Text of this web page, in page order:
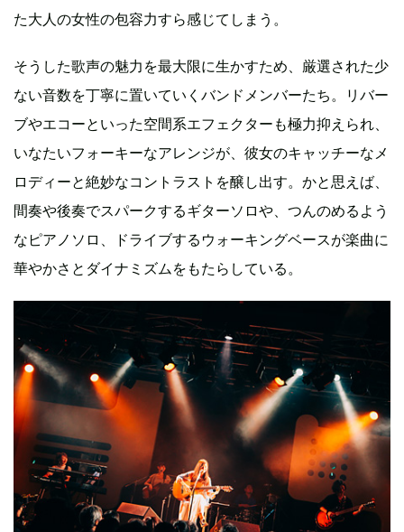
た大人の女性の包容力すら感じてしまう。
そうした歌声の魅力を最大限に生かすため、厳選された少
ない音数を丁寧に置いていくバンドメンバーたち。リバー
ブやエコーといった空間系エフェクターも極力抑えられ、
いなたいフォーキーなアレンジが、彼女のキャッチーなメ
ロディーと絶妙なコントラストを醸し出す。かと思えば、
間奏や後奏でスパークするギターソロや、つんのめるよう
なピアノソロ、ドライブするウォーキングベースが楽曲に
華やかさとダイナミズムをもたらしている。